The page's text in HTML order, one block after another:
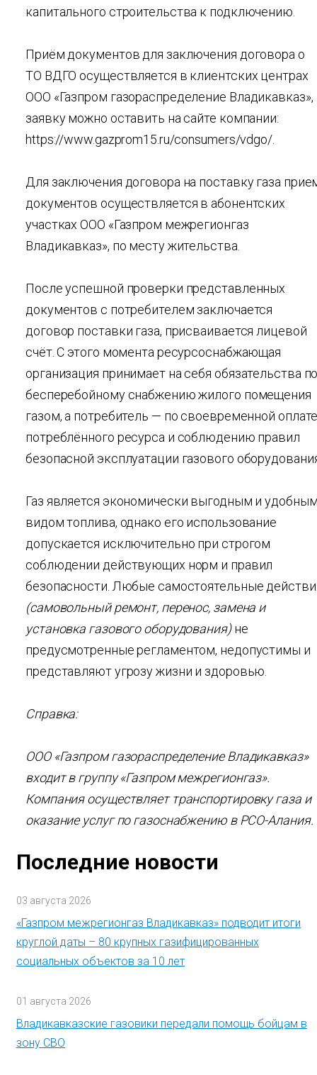
капитального строительства к подключению.
Приём документов для заключения договора о
ТО ВДГО осуществляется в клиентских центрах
ООО «Газпром газораспределение Владикавказ»,
заявку можно оставить на сайте компании:
https://www.gazprom15.ru/consumers/vdgo/.
Для заключения договора на поставку газа
документов осуществляется в абонентских
участках ООО «Газпром межрегионгаз
Владикавказ», по месту жительства.
После успешной проверки представленных
документов с потребителем заключается
договор поставки газа, присваивается лицевой
счёт. С этого момента ресурсоснабжающая
организация принимает на себя обязательства
бесперебойному снабжению жилого помещения
газом, а потребитель — по своевременной
потреблённого ресурса и соблюдению правил
безопасной эксплуатации газового
Газ является экономически выгодным и
видом топлива, однако его использование
допускается исключительно при строгом
соблюдении действующих норм и правил
безопасности. Любые самостоятельные
(самовольный ремонт, перенос, замена и
установка газового оборудования)не
предусмотренные регламентом, недопустимы и
представляют угрозу жизни и здоровью.
Справка:
ООО «Газпром газораспределение Владикавказ»
входит в группу «Газпром межрегионгаз».
Компания осуществляет транспортировку газа и
оказание услуг по газоснабжению в РСО-Алания.
Последние новости
03 августа 2026
«Газпром межрегионгаз Владикавказ» подводит итоги
круглой даты – 80 крупных газифицированных
социальных объектов за 10 лет
01 августа 2026
Владикавказские газовики передали помощь бойцам в
зону СВО